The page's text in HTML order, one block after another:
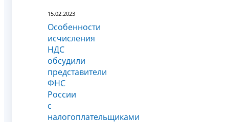
15.02.2023
Особенности
исчисления
НДС
обсудили
представители
ФНС
России
с
налогоплательщиками